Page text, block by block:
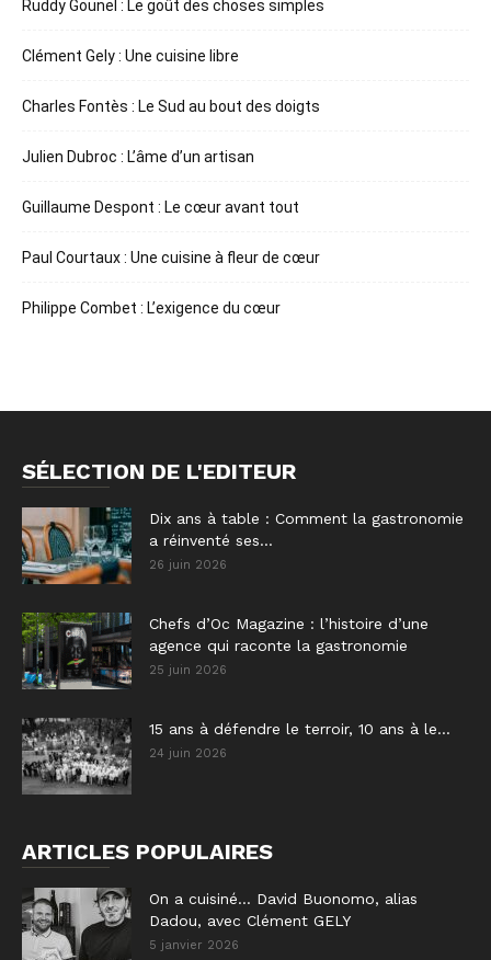
Ruddy Gounel : Le goût des choses simples
Clément Gely : Une cuisine libre
Charles Fontès : Le Sud au bout des doigts
Julien Dubroc : L’âme d’un artisan
Guillaume Despont : Le cœur avant tout
Paul Courtaux : Une cuisine à fleur de cœur
Philippe Combet : L’exigence du cœur
SÉLECTION DE L'EDITEUR
Dix ans à table : Comment la gastronomie
a réinventé ses...
26 juin 2026
Chefs d’Oc Magazine : l’histoire d’une
agence qui raconte la gastronomie
25 juin 2026
15 ans à défendre le terroir, 10 ans à le...
24 juin 2026
ARTICLES POPULAIRES
On a cuisiné… David Buonomo, alias
Dadou, avec Clément GELY
5 janvier 2026